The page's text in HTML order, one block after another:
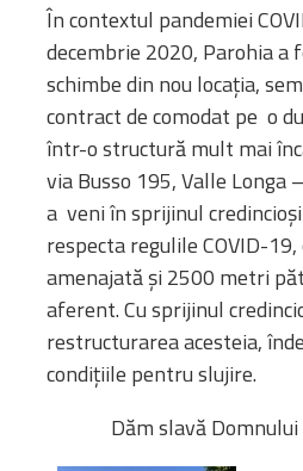
În contextul pandemiei
decembrie 2020, Parohia a
schimbe din nou locația,
contract de comodat pe o
într-o structură mult mai
via Busso 195, Valle Longa
a veni în sprijinul
respecta regulile COVID-19,
amenajată și 2500 metri
aferent. Cu sprijinul
restructurarea acesteia,
condițiile pentru slujire.
Dăm slavă